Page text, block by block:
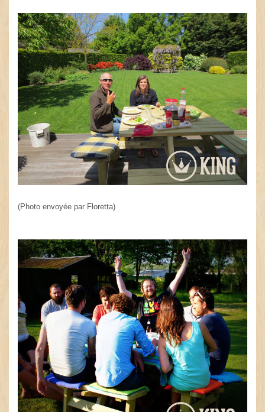
(Photo envoyée par Floretta)